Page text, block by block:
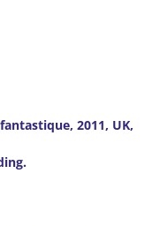
2011, UK,